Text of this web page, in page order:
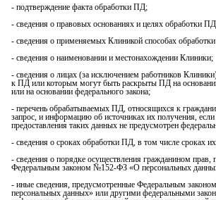
- подтверждение факта обработки ПД;
- сведения о правовых основаниях и целях обработки
- сведения о применяемых Клиникой способах
- сведения о наименовании и местонахождении Клиники;
- сведения о лицах (за исключением работников
к ПД или которым могут быть раскрыты ПД на
или на основании федерального закона;
- перечень обрабатываемых ПД, относящихся к
запрос, и информацию об источниках их получения,
предоставления таких данных не предусмотрен
- сведения о сроках обработки ПД, в том числе сроках
- сведения о порядке осуществления гражданином прав,
Федеральным законом №152-ФЗ «О персональных
- иные сведения, предусмотренные Федеральным
персональных данных» или другими федеральными